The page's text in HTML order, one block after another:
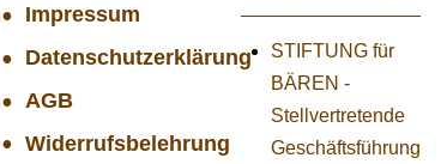
Impressum
Datenschutzerklärung
AGB
Widerrufsbelehrung
STIFTUNG für
BÄREN -
Stellvertretende
Geschäftsführung